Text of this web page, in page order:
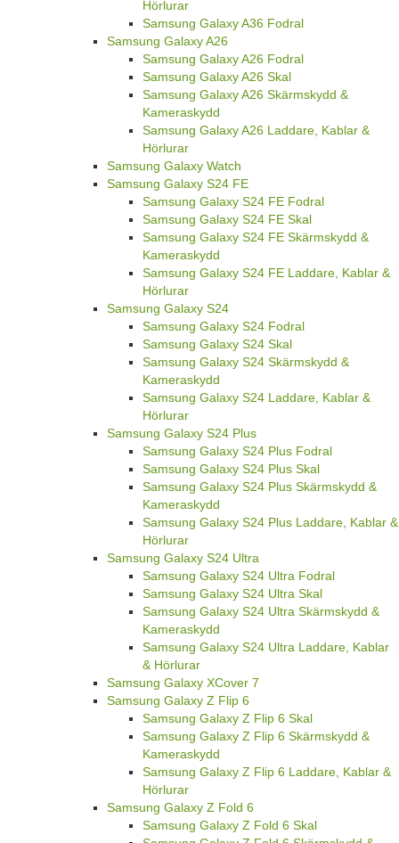
Hörlurar
Samsung Galaxy A36 Fodral
Samsung Galaxy A26
Samsung Galaxy A26 Fodral
Samsung Galaxy A26 Skal
Samsung Galaxy A26 Skärmskydd &
Kameraskydd
Samsung Galaxy A26 Laddare, Kablar &
Hörlurar
Samsung Galaxy Watch
Samsung Galaxy S24 FE
Samsung Galaxy S24 FE Fodral
Samsung Galaxy S24 FE Skal
Samsung Galaxy S24 FE Skärmskydd &
Kameraskydd
Samsung Galaxy S24 FE Laddare, Kablar &
Hörlurar
Samsung Galaxy S24
Samsung Galaxy S24 Fodral
Samsung Galaxy S24 Skal
Samsung Galaxy S24 Skärmskydd &
Kameraskydd
Samsung Galaxy S24 Laddare, Kablar &
Hörlurar
Samsung Galaxy S24 Plus
Samsung Galaxy S24 Plus Fodral
Samsung Galaxy S24 Plus Skal
Samsung Galaxy S24 Plus Skärmskydd &
Kameraskydd
Samsung Galaxy S24 Plus Laddare, Kablar &
Hörlurar
Samsung Galaxy S24 Ultra
Samsung Galaxy S24 Ultra Fodral
Samsung Galaxy S24 Ultra Skal
Samsung Galaxy S24 Ultra Skärmskydd &
Kameraskydd
Samsung Galaxy S24 Ultra Laddare, Kablar
& Hörlurar
Samsung Galaxy XCover 7
Samsung Galaxy Z Flip 6
Samsung Galaxy Z Flip 6 Skal
Samsung Galaxy Z Flip 6 Skärmskydd &
Kameraskydd
Samsung Galaxy Z Flip 6 Laddare, Kablar &
Hörlurar
Samsung Galaxy Z Fold 6
Samsung Galaxy Z Fold 6 Skal